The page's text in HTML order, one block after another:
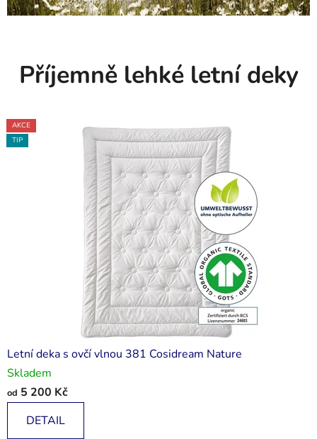
Příjemně lehké letní deky
Letní deka s ovčí vlnou 381 Cosidream Nature
Skladem
od 5 200 Kč
DETAIL
AKCE
TIP
TIP
AKCE
TIP